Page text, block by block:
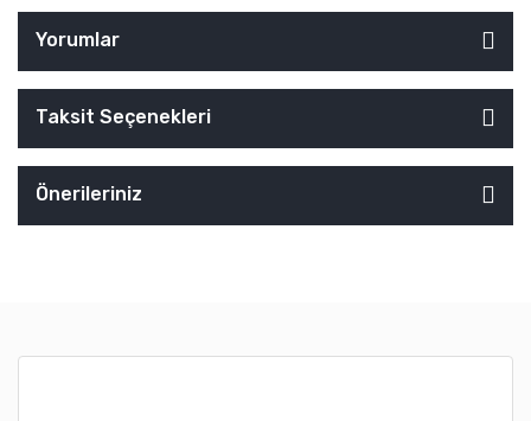
Yorumlar
Taksit Seçenekleri
Önerileriniz